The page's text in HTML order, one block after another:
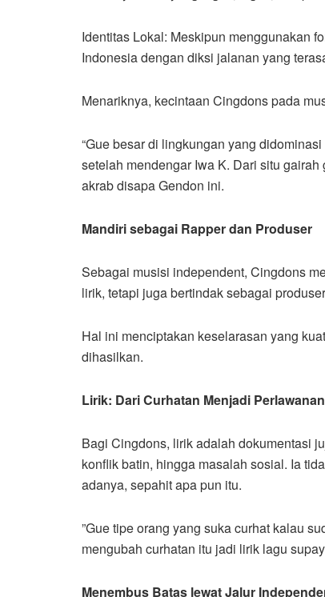
​Identitas Lokal: Meskipun menggunakan
Indonesia dengan diksi jalanan yang
​Menariknya, kecintaan Cingdons pada
“Gue besar di lingkungan yang
setelah mendengar Iwa K. Dari situ
akrab disapa Gendon ini.
Mandiri sebagai Rapper dan Produser
​Sebagai musisi independent, Cingdons
lirik, tetapi juga bertindak sebagai
Hal ini menciptakan keselarasan yang
dihasilkan.
Lirik: Dari Curhatan Menjadi Perlawanan
​Bagi Cingdons, lirik adalah dokumentasi
konflik batin, hingga masalah sosial. Ia
adanya, sepahit apa pun itu.
​”Gue tipe orang yang suka curhat kalau
mengubah curhatan itu jadi lirik lagu
Menembus Batas lewat Jalur